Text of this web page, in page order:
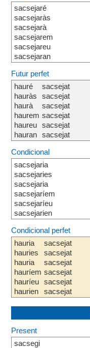
sacsejaré
sacsejaràs
sacsejarà
sacsejarem
sacsejareu
sacsejaran
Futur perfet
hauré
hauràs
haurà
haurem
haureu
hauran
sacsejat
sacsejat
sacsejat
sacsejat
sacsejat
sacsejat
Condicional
sacsejaria
sacsejaries
sacsejaria
sacsejaríem
sacsejaríeu
sacsejarien
Condicional perfet
hauria
hauries
hauria
hauríem
hauríeu
haurien
sacsejat
sacsejat
sacsejat
sacsejat
sacsejat
sacsejat
Present
sacsegi